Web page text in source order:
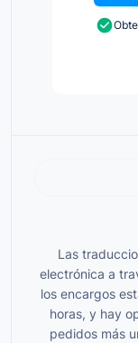
Las
electrónica a
los encargos
horas, y hay
pedidos más